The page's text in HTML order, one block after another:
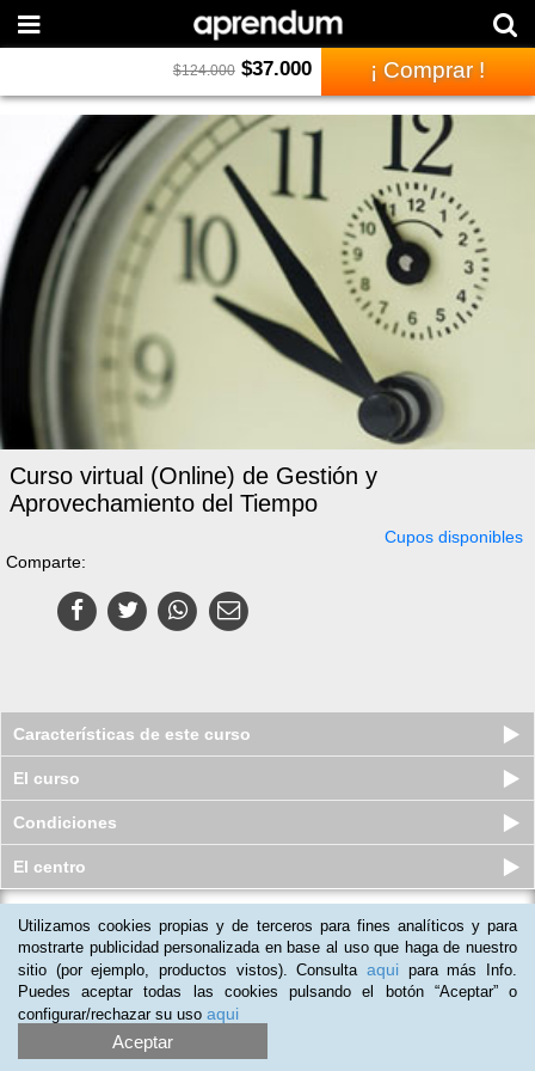
$124.000 $37.000 ¡ Comprar !
Curso virtual (Online) de Gestión y
Aprovechamiento del Tiempo
Cupos disponibles
Comparte:
Características de este curso
El curso
Condiciones
El centro
Curso virtual (Online) de Gestión de
Residuos Sanitarios
Cupos disponibles
$251.000 $169.000
Utilizamos cookies propias y de terceros para fines analíticos y para
mostrarte publicidad personalizada en base al uso que haga de nuestro
sitio (por ejemplo, productos vistos). Consulta aqui para más Info.
Puedes aceptar todas las cookies pulsando el botón “Aceptar” o
configurar/rechazar su uso aqui
Aceptar